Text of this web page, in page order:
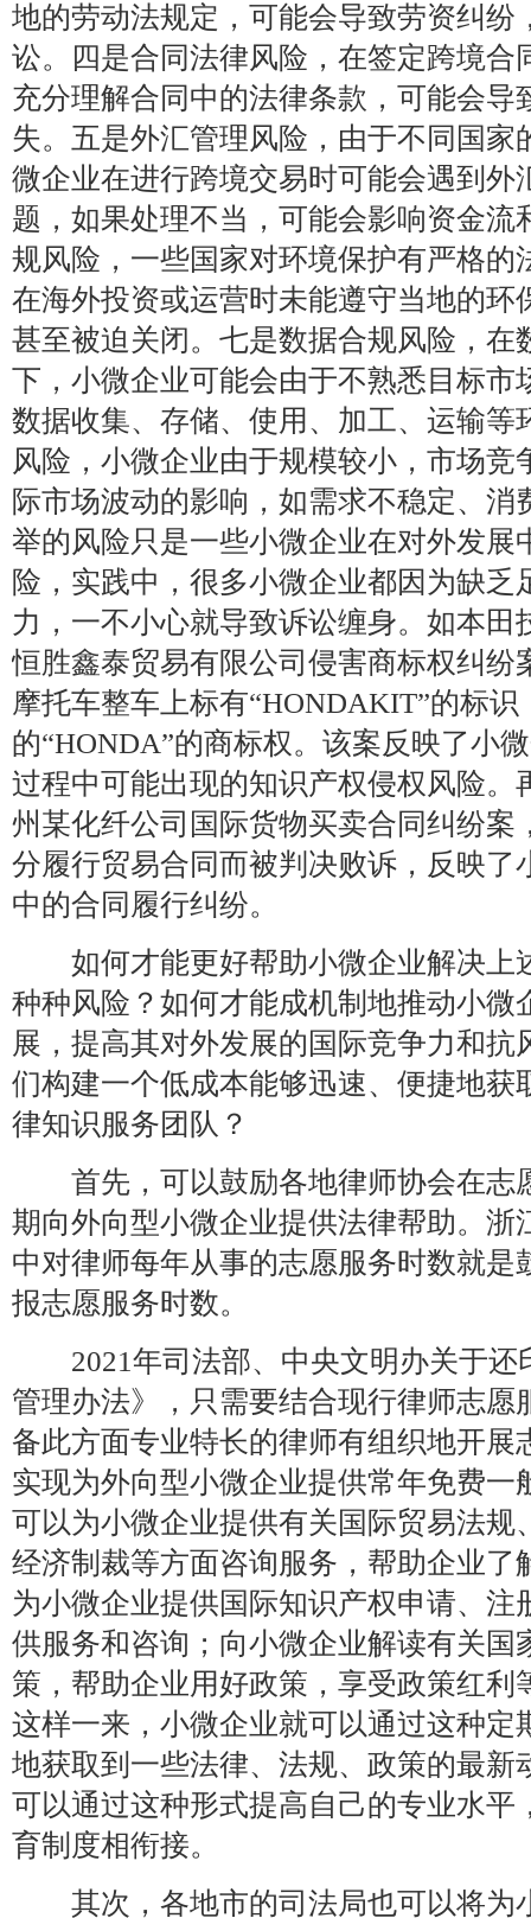
地的劳动法规定，可能会导致劳资纠纷
讼。四是合同法律风险，在签定跨境合
充分理解合同中的法律条款，可能会导
失。五是外汇管理风险，由于不同国家
微企业在进行跨境交易时可能会遇到外
题，如果处理不当，可能会影响资金流
规风险，一些国家对环境保护有严格的
在海外投资或运营时未能遵守当地的环
甚至被迫关闭。七是数据合规风险，在
下，小微企业可能会由于不熟悉目标市
数据收集、存储、使用、加工、运输等
风险，小微企业由于规模较小，市场竞
际市场波动的影响，如需求不稳定、消
举的风险只是一些小微企业在对外发展
险，实践中，很多小微企业都因为缺乏
力，一不小心就导致诉讼缠身。如本田
恒胜鑫泰贸易有限公司侵害商标权纠纷
摩托车整车上标有“HONDAKIT”的标
的“HONDA”的商标权。该案反映了小
过程中可能出现的知识产权侵权风险。
州某化纤公司国际货物买卖合同纠纷案
分履行贸易合同而被判决败诉，反映了
中的合同履行纠纷。
如何才能更好帮助小微企业解决上
种种风险？如何才能成机制地推动小微
展，提高其对外发展的国际竞争力和抗
们构建一个低成本能够迅速、便捷地获
律知识服务团队？
首先，可以鼓励各地律师协会在志
期向外向型小微企业提供法律帮助。浙
中对律师每年从事的志愿服务时数就是
报志愿服务时数。
2021年司法部、中央文明办关于还
管理办法》，只需要结合现行律师志愿
备此方面专业特长的律师有组织地开展
实现为外向型小微企业提供常年免费一
可以为小微企业提供有关国际贸易法规
经济制裁等方面咨询服务，帮助企业了
为小微企业提供国际知识产权申请、注
供服务和咨询；向小微企业解读有关国
策，帮助企业用好政策，享受政策红利
这样一来，小微企业就可以通过这种定
地获取到一些法律、法规、政策的最新
可以通过这种形式提高自己的专业水平
育制度相衔接。
其次，各地市的司法局也可以将为